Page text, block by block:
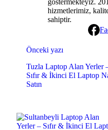
göstermekteyiz.
hizmetlerimiz,
sahiptir.
Continue
Önceki yazı
Tuzla Laptop Alan Yerler
Sıfır & İkinci El Laptop
Satın